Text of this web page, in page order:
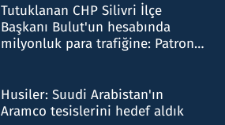
Tutuklanan CHP Silivri İlçe
Başkanı Bulut'un hesabında
milyonluk para trafiğine: Patron
Husiler: Suudi Arabistan'ın
Aramco tesislerini hedef aldık